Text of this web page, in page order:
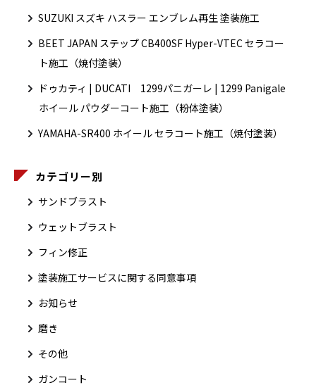
SUZUKI スズキ ハスラー エンブレム再生 塗装施工
BEET JAPAN ステップ CB400SF Hyper-VTEC セラコー
ト施工（焼付塗装）
ドゥカティ | DUCATI 1299パニガーレ | 1299 Panigale
ホイール パウダーコート施工（粉体塗装）
YAMAHA-SR400 ホイール セラコート施工（焼付塗装）
カテゴリー別
サンドブラスト
ウェットブラスト
フィン修正
塗装施工サービスに関する同意事項
お知らせ
磨き
その他
ガンコート